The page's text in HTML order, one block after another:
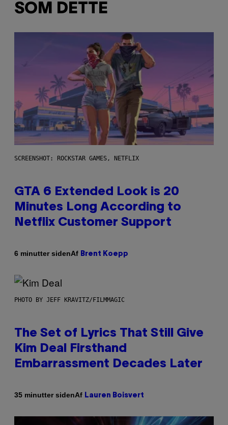
SOM DETTE
SCREENSHOT: ROCKSTAR GAMES, NETFLIX
GTA 6 Extended Look is 20
Minutes Long According to
Netflix Customer Support
6 minutter sidenAf Brent Koepp
PHOTO BY JEFF KRAVITZ/FILMMAGIC
The Set of Lyrics That Still Give
Kim Deal Firsthand
Embarrassment Decades Later
35 minutter sidenAf Lauren Boisvert